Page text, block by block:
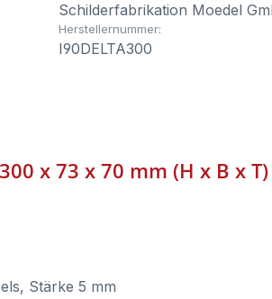
Schilderfabrikation Moedel
Herstellernummer:
I90DELTA300
x 73 x 70 mm (H x B x T)
Stärke 5 mm